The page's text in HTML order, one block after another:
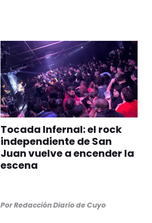
Tocada Infernal: el rock
independiente de San
Juan vuelve a encender la
escena
PorRedacción Diario de Cuyo